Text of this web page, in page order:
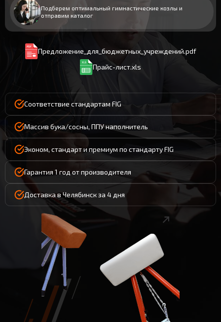
Подберем оптимальный гимнастические козлы и
отправим каталог
Предложение_для_бюджетных_учреждений.pdf
Прайс-лист.xls
Соответствие стандартам FIG
Массив бука/сосны, ППУ наполнитель
Эконом, стандарт и премиум по стандарту FIG
Гарантия 1 год от производителя
Доставка в Челябинск за 4 дня